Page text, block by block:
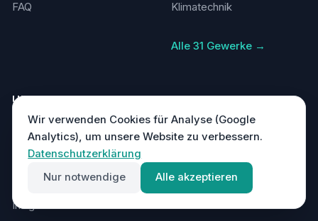
FAQ Klimatechnik
Alle 31 Gewerke →
UNTERNEHMEN
Insights
RECHTLICHES
Datenschutz
Impressum
AGB
Wir verwenden Cookies für Analyse (Google
Analytics), um unsere Website zu verbessern.
Datenschutzerklärung
Nur notwendige
Alle akzeptieren